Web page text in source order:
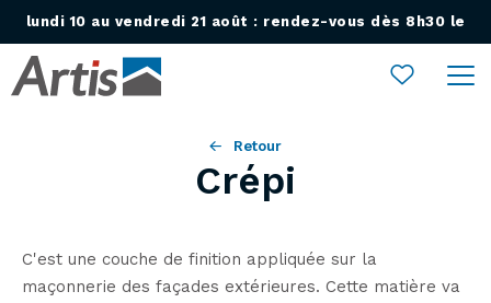
lundi 10 au vendredi 21 août : rendez-vous dès 8h30 le
Ouvrir le menu
Retour
Crépi
C'est une couche de finition appliquée sur la
maçonnerie des façades extérieures. Cette matière va